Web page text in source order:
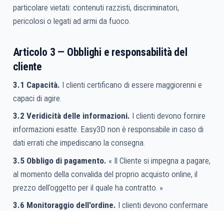
particolare vietati: contenuti razzisti, discriminatori,
pericolosi o legati ad armi da fuoco.
Articolo 3 — Obblighi e responsabilità del
cliente
3.1 Capacità. I clienti certificano di essere maggiorenni e
capaci di agire.
3.2 Veridicità delle informazioni. I clienti devono fornire
informazioni esatte. Easy3D non è responsabile in caso di
dati errati che impediscano la consegna.
3.5 Obbligo di pagamento. « Il Cliente si impegna a pagare,
al momento della convalida del proprio acquisto online, il
prezzo dell'oggetto per il quale ha contratto. »
3.6 Monitoraggio dell'ordine. I clienti devono confermare